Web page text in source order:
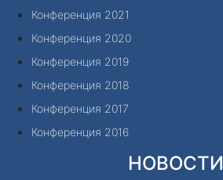
Конференция 2021
Конференция 2020
Конференция 2019
Конференция 2018
Конференция 2017
Конференция 2016
НОВОСТИ